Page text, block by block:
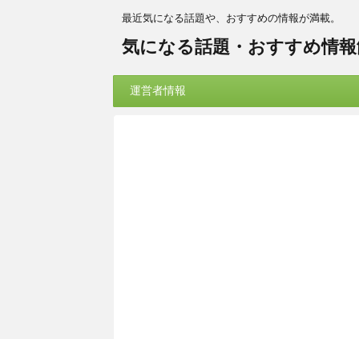
最近気になる話題や、おすすめの情報が満載。
気になる話題・おすすめ情
運営者情報